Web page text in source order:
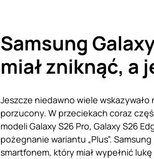
Samsung
miał zniknąć, a
Jeszcze niedawno wiele wskazywało
porzucony. W przeciekach coraz
modeli Galaxy S26 Pro, Galaxy S26
pożegnanie wariantu „Plus”.
smartfonem, który miał wypełnić